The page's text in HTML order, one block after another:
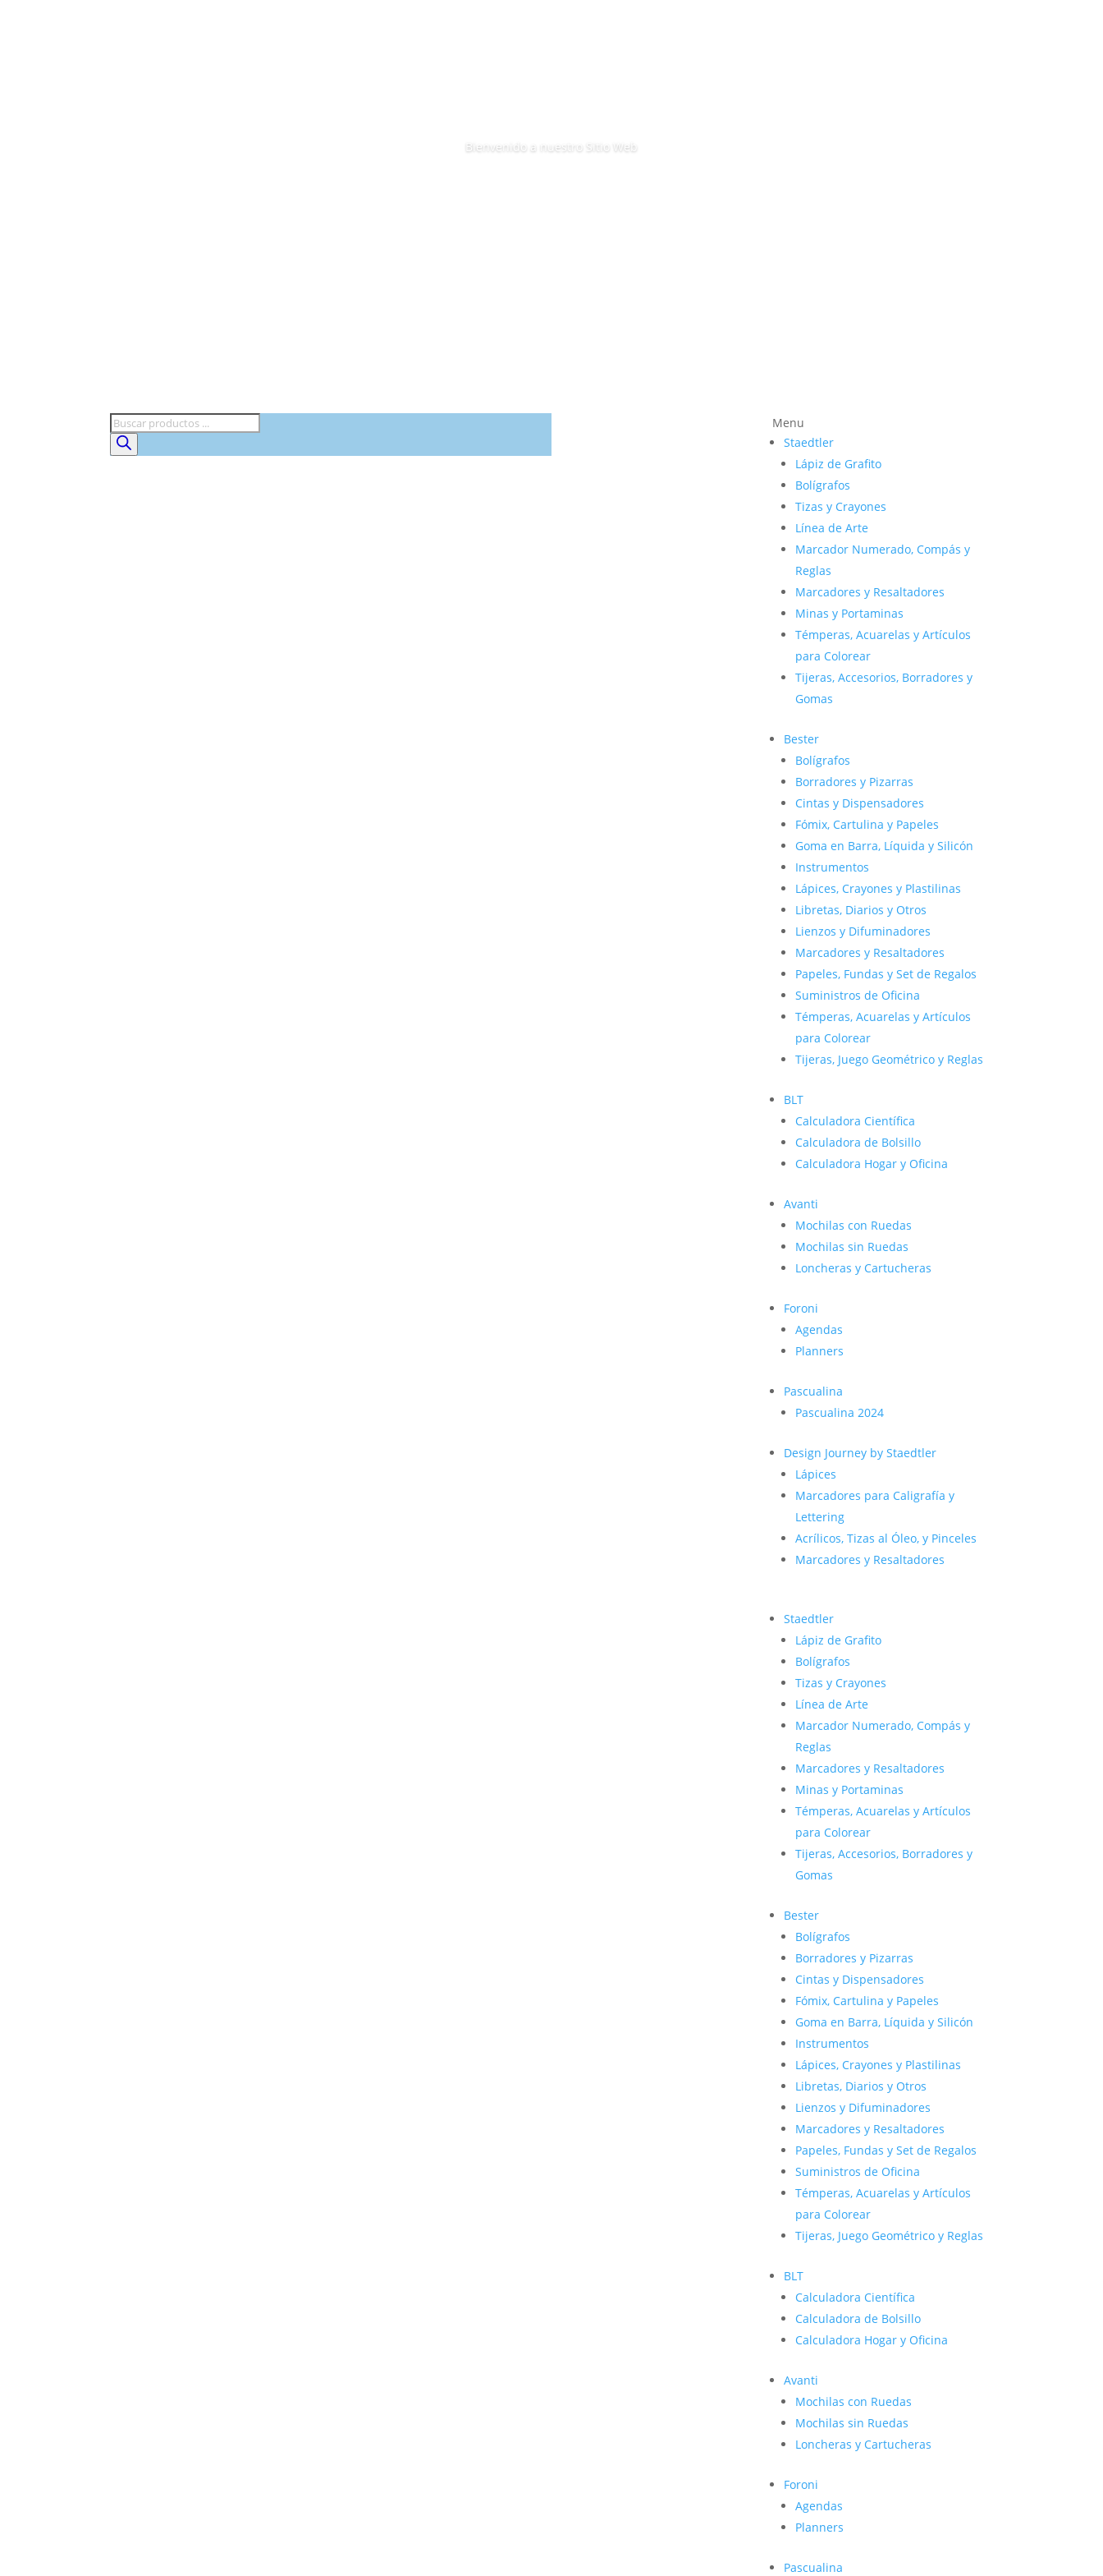
Bienvenido a nuestro Sitio Web
Búsqueda
de
productos
Menu
Staedtler
Lápiz de Grafito
Bolígrafos
Tizas y Crayones
Línea de Arte
Marcador Numerado, Compás y
Reglas
Marcadores y Resaltadores
Minas y Portaminas
Témperas, Acuarelas y Artículos
para Colorear
Tijeras, Accesorios, Borradores y
Gomas
Bester
Bolígrafos
Borradores y Pizarras
Cintas y Dispensadores
Fómix, Cartulina y Papeles
Goma en Barra, Líquida y Silicón
Instrumentos
Lápices, Crayones y Plastilinas
Libretas, Diarios y Otros
Lienzos y Difuminadores
Marcadores y Resaltadores
Papeles, Fundas y Set de Regalos
Suministros de Oficina
Témperas, Acuarelas y Artículos
para Colorear
Tijeras, Juego Geométrico y Reglas
BLT
Calculadora Científica
Calculadora de Bolsillo
Calculadora Hogar y Oficina
Avanti
Mochilas con Ruedas
Mochilas sin Ruedas
Loncheras y Cartucheras
Foroni
Agendas
Planners
Pascualina
Pascualina 2024
Design Journey by Staedtler
Lápices
Marcadores para Caligrafía y
Lettering
Acrílicos, Tizas al Óleo, y Pinceles
Marcadores y Resaltadores
Staedtler
Lápiz de Grafito
Bolígrafos
Tizas y Crayones
Línea de Arte
Marcador Numerado, Compás y
Reglas
Marcadores y Resaltadores
Minas y Portaminas
Témperas, Acuarelas y Artículos
para Colorear
Tijeras, Accesorios, Borradores y
Gomas
Bester
Bolígrafos
Borradores y Pizarras
Cintas y Dispensadores
Fómix, Cartulina y Papeles
Goma en Barra, Líquida y Silicón
Instrumentos
Lápices, Crayones y Plastilinas
Libretas, Diarios y Otros
Lienzos y Difuminadores
Marcadores y Resaltadores
Papeles, Fundas y Set de Regalos
Suministros de Oficina
Témperas, Acuarelas y Artículos
para Colorear
Tijeras, Juego Geométrico y Reglas
BLT
Calculadora Científica
Calculadora de Bolsillo
Calculadora Hogar y Oficina
Avanti
Mochilas con Ruedas
Mochilas sin Ruedas
Loncheras y Cartucheras
Foroni
Agendas
Planners
Pascualina